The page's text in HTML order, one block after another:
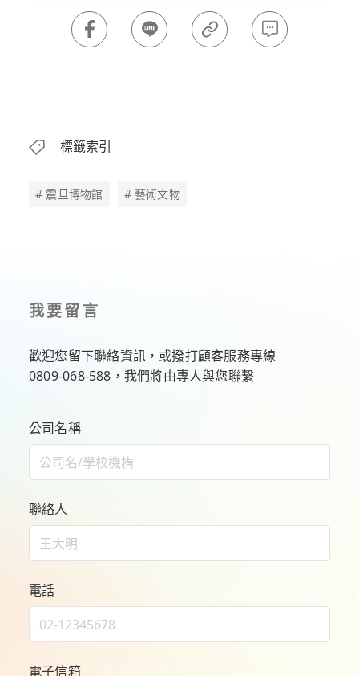
標籤索引
# 震旦博物館 # 藝術文物
我要留言
歡迎您留下聯絡資訊，或撥打顧客服務專線
0809-068-588 ，我們將由專人與您聯繫
公司名稱
聯絡人
電話
電子信箱